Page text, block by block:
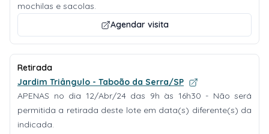
mochilas e sacolas.
Agendar visita
Retirada
Jardim Triângulo - Taboão da Serra/SP
APENAS no dia 12/Abr/24 das 9h às 16h30 - Não será
permitida a retirada deste lote em data(s) diferente(s) da
indicada.